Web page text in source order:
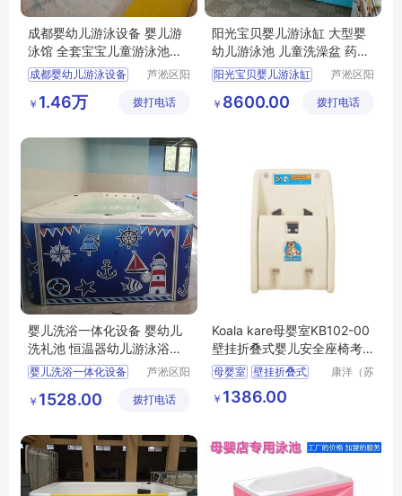
成都婴幼儿游泳设备 婴儿游
泳馆 全套宝宝儿童游泳池价
格
成都婴幼儿游泳设备
全套宝宝儿童游泳池
芦淞区阳
童游泳馆
￥ 1.46万 拨打电话
阳光宝贝婴儿游泳缸 大型婴
幼儿游泳池 儿童洗澡盆 药浴
水疗
阳光宝贝婴儿游泳缸
儿童洗澡盆
芦淞区阳
童游泳馆
￥ 8600.00 拨打电话
婴儿洗浴一体化设备 婴幼儿
洗礼池 恒温器幼儿游泳浴缸
宝宝缸按摩
婴儿洗浴一体化设备
恒温器幼儿游泳浴缸
芦淞区阳
童游泳馆
￥ 1528.00 拨打电话
Koala kare母婴室KB102-00
壁挂折叠式婴儿安全座椅考
拉婴儿护理台
母婴室 壁挂折叠式
婴儿安全座椅
康洋（苏
￥ 1386.00